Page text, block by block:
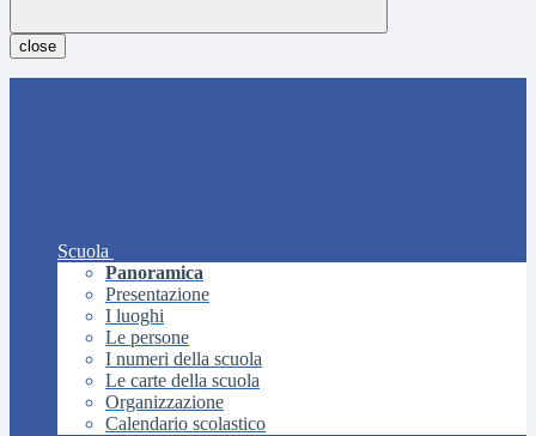
close
Scuola
Panoramica
Presentazione
I luoghi
Le persone
I numeri della scuola
Le carte della scuola
Organizzazione
Calendario scolastico